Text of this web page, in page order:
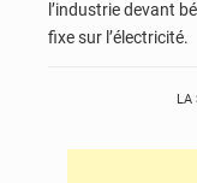
l’industrie devant
fixe sur l’électricité.
LA